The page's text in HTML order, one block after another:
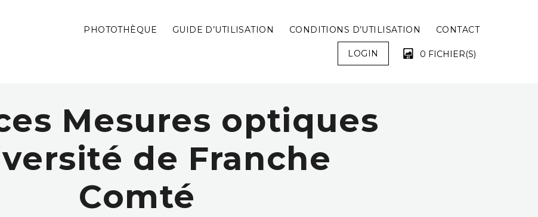
PHOTOTHÈQUE GUIDE D’UTILISATION CONDITIONS D’UTILISATION CONTACT
LOGIN 0 FICHIER(S)
VOTRE PANIER EST VIDE !
Mesures optiques
de Franche
Comté